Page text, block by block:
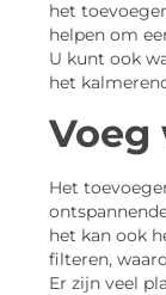
het
helpen om
U kunt ook
het
Voeg
Het
het kan ook
filteren,
Er zijn veel